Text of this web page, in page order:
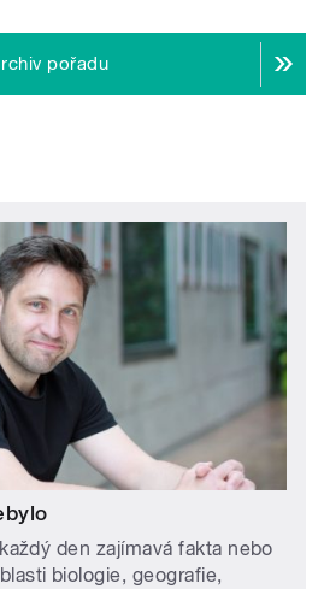
pořadu
den zajímavá fakta nebo
biologie, geografie,